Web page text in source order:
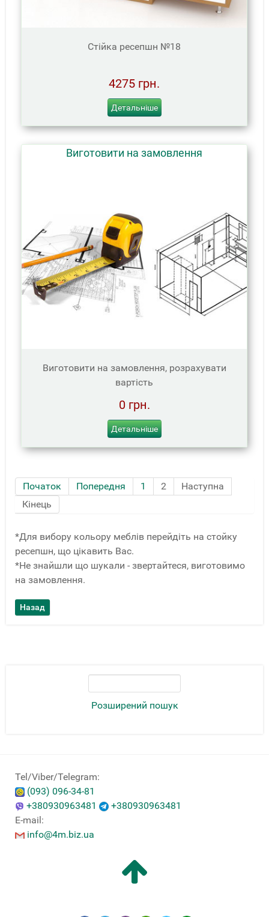
Розширений пошук
Стійка ресепшн №18
4275 грн.
Детальніше
Виготовити на замовлення
Виготовити на замовлення, розрахувати
вартість
0 грн.
Детальніше
Початок Попередня 1 2
Наступна
Кінець
*Для вибору кольору меблів перейдіть на стойку
ресепшн, що цікавить Вас.
*Не знайшли що шукали - звертайтеся, виготовимо
на замовлення.
Tel/Viber/Telegram:
(093) 096-34-81
+380930963481
+380930963481
E-mail:
info@4m.biz.ua